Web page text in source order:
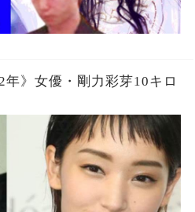
年》女優・剛力彩芽10キロ